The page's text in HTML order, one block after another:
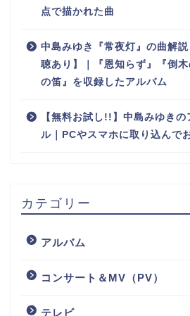
点で描かれた曲
中島みゆき『常夜灯』の曲解
聴あり】｜『恩知らず』『倒
の笛』を収録したアルバム
【無料お試し!!】中島みゆき
ル｜PCやスマホに取り込んで
カテゴリー
アルバム
コンサート＆MV（PV）
テレビ